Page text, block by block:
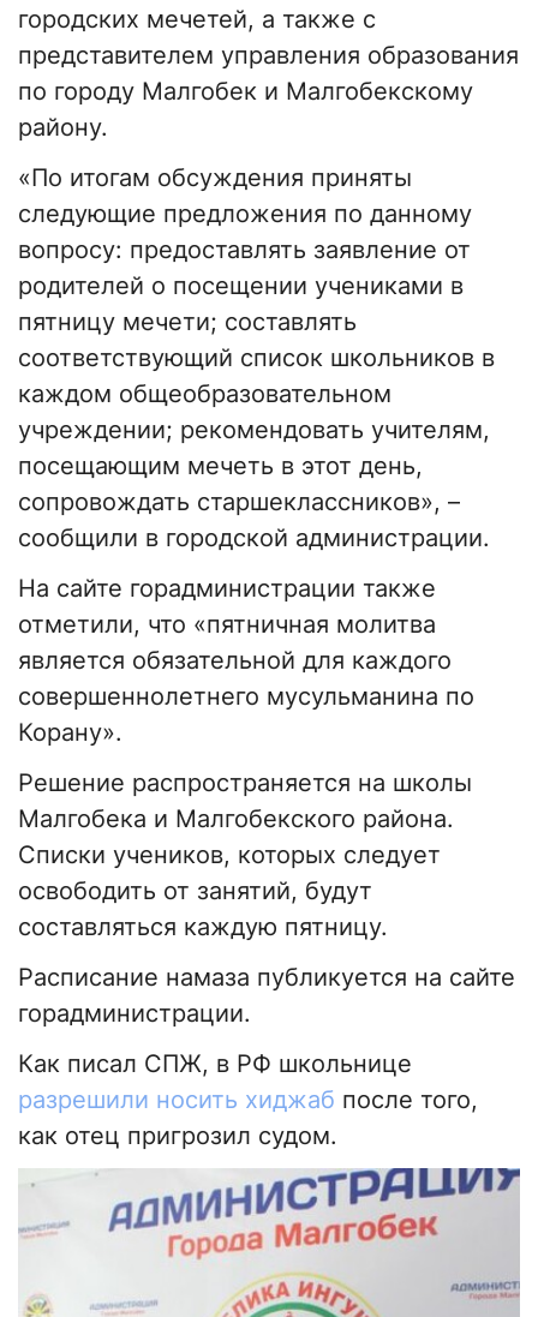
городских мечетей, а также с
представителем управления образования
по городу Малгобек и Малгобекскому
району.
«По итогам обсуждения приняты
следующие предложения по данному
вопросу: предоставлять заявление от
родителей о посещении учениками в
пятницу мечети; составлять
соответствующий список школьников в
каждом общеобразовательном
учреждении; рекомендовать учителям,
посещающим мечеть в этот день,
сопровождать старшеклассников», –
сообщили в городской администрации.
На сайте горадминистрации также
отметили, что «пятничная молитва
является обязательной для каждого
совершеннолетнего мусульманина по
Корану».
Решение распространяется на школы
Малгобека и Малгобекского района.
Списки учеников, которых следует
освободить от занятий, будут
составляться каждую пятницу.
Расписание намаза публикуется на сайте
горадминистрации.
Как писал СПЖ, в РФ школьнице
разрешили носить хиджаб после того,
как отец пригрозил судом.